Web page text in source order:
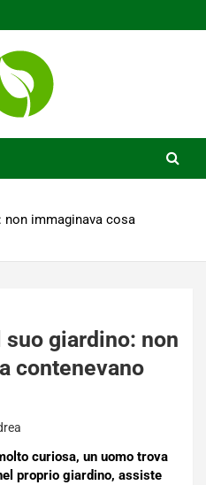
non immaginava cosa
giardino: non
contenevano
curiosa, un uomo trova
proprio giardino, assiste